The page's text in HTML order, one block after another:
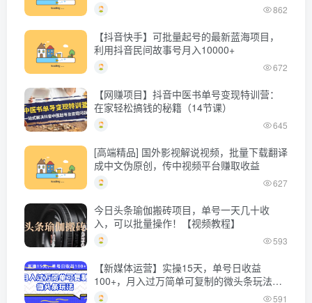
862
【抖音快手】可批量起号的最新蓝海项目，
利用抖音民间故事号月入10000+
672
【网赚项目】抖音中医书单号变现特训营：
在家轻松搞钱的秘籍（14节课）
645
[高端精品] 国外影视解说视频，批量下载翻译
成中文伪原创，传中视频平台赚取收益
627
今日头条瑜伽搬砖项目，单号一天几十收
入，可以批量操作！【视频教程】
593
【新媒体运营】实操15天，单号日收益
100+，月入过万简单可复制的微头条玩法
【付费文章】
591